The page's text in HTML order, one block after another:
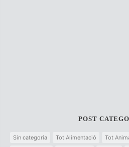
POST
Sin categoría Tot Alimentació Tot